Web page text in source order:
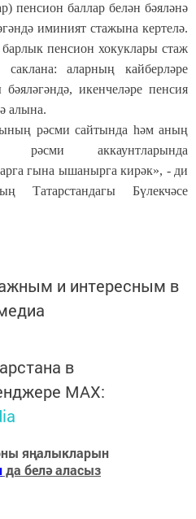
пенсион баллар белән бәяләнә
иминият стажына кертелә.
пенсион хокуклары стаж
саклана: аларның кайберләре
икенчеләре пенсия
алына.
рәсми сайтында һәм аның
рәсми аккаунтларында
гына ышанырга кирәк», - ди
Татарстандагы Бүлекчәсе
и интересным в
в
MАХ:
яңалыкларын
да белә аласыз